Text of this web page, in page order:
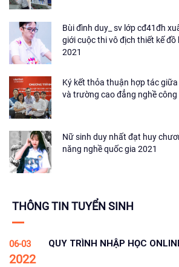
Bùi đình duy_ sv lớp cđ41đh
giới cuộc thi vô địch thiết kế đồ
2021
Ký kết thỏa thuận hợp tác
và trường cao đẳng nghề công
Nữ sinh duy nhất đạt huy
năng nghề quốc gia 2021
THÔNG TIN TUYỂN SINH
06-03
2022
QUY TRÌNH NHẬP HỌC